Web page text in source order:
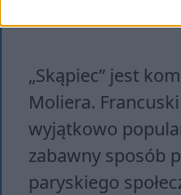
„Skąpiec” jest
Moliera.
wyjątkowo
zabawny sposób
paryskiego